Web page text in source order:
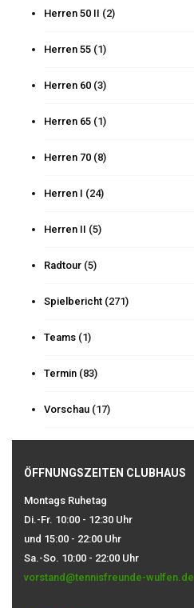
Herren 50 II (2)
Herren 55 (1)
Herren 60 (3)
Herren 65 (1)
Herren 70 (8)
Herren I (24)
Herren II (5)
Radtour (5)
Spielbericht (271)
Teams (1)
Termin (83)
Vorschau (17)
ÖFFNUNGSZEITEN CLUBHAUS
Montags Ruhetag
Di.-Fr. 10:00 - 12:30 Uhr
und 15:00 - 22:00 Uhr
Sa.-So. 10:00 - 22:00 Uhr
vorstand@tennisfreunde-wulfen.de